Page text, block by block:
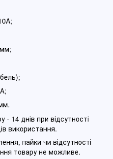
- 14 днів при відсутності
використання.
пайки чи відсутності
товару не можливе.